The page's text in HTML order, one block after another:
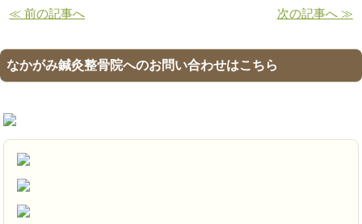
≪ 前の記事へ 次の記事へ ≫
なかがみ鍼灸整骨院へのお問い合わせはこちら